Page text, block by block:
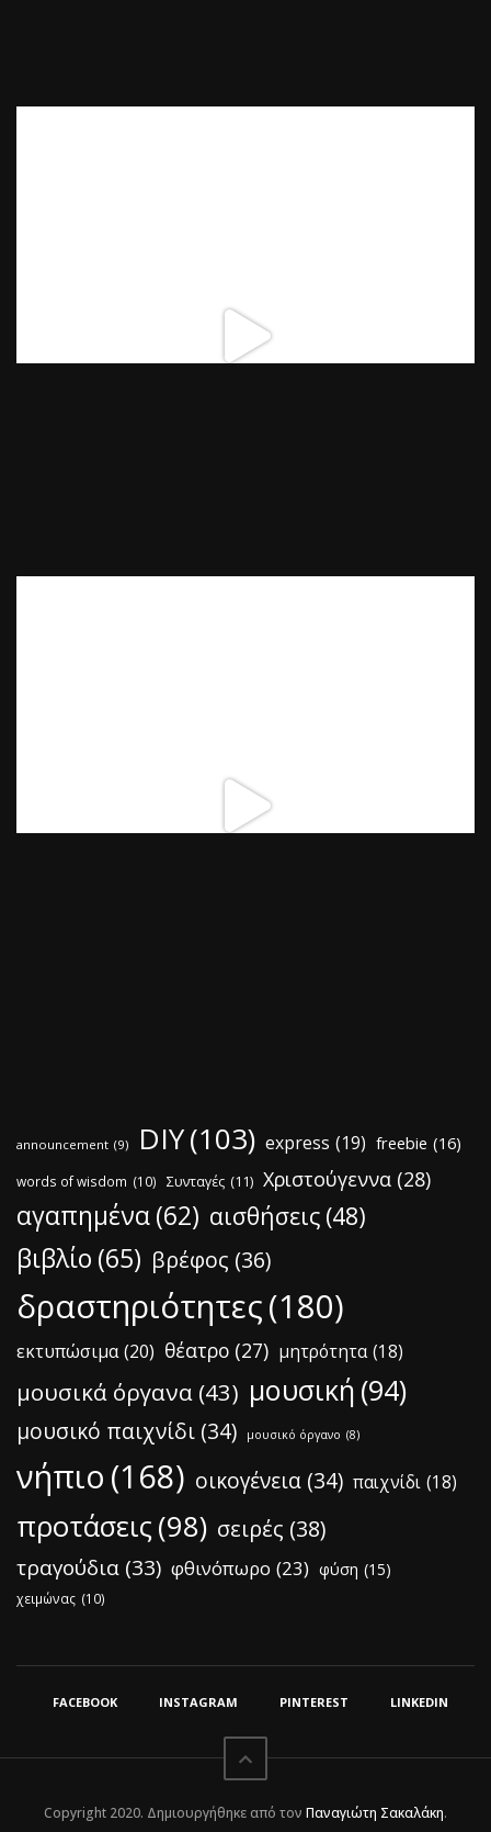
announcement (9) DIY(103) express (19) freebie (16)
words of wisdom (10) Συνταγές (11) Χριστούγεννα (28)
αγαπημένα(62) αισθήσεις (48)
βιβλίο (65) βρέφος (36)
δραστηριότητες(180)
εκτυπώσιμα (20) θέατρο (27) μητρότητα (18)
μουσικά όργανα (43) μουσική (94)
μουσικό παιχνίδι (34) μουσικό όργανο (8)
νήπιο (168) οικογένεια (34) παιχνίδι (18)
προτάσεις (98) σειρές (38)
τραγούδια (33) φθινόπωρο (23) φύση (15)
χειμώνας (10)
FACEBOOK INSTAGRAM PINTEREST LINKEDIN
Copyright 2020. Δημιουργήθηκε από τον Παναγιώτη Σακαλάκη.